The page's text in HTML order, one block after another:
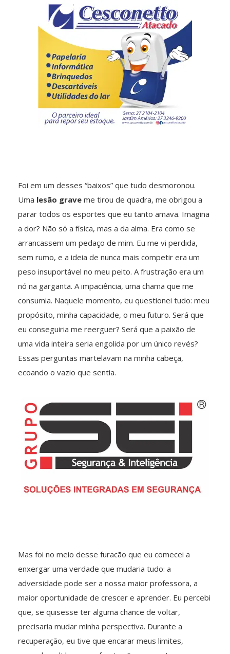
Foi em um desses “baixos” que tudo desmoronou.
Uma lesão grave me tirou de quadra, me obrigou a
parar todos os esportes que eu tanto amava. Imagina
a dor? Não só a física, mas a da alma. Era como se
arrancassem um pedaço de mim. Eu me vi perdida,
sem rumo, e a ideia de nunca mais competir era um
peso insuportável no meu peito. A frustração era um
nó na garganta. A impaciência, uma chama que me
consumia. Naquele momento, eu questionei tudo: meu
propósito, minha capacidade, o meu futuro. Será que
eu conseguiria me reerguer? Será que a paixão de
uma vida inteira seria engolida por um único revés?
Essas perguntas martelavam na minha cabeça,
ecoando o vazio que sentia.
Mas foi no meio desse furacão que eu comecei a
enxergar uma verdade que mudaria tudo: a
adversidade pode ser a nossa maior professora, a
maior oportunidade de crescer e aprender. Eu percebi
que, se quisesse ter alguma chance de voltar,
precisaria mudar minha perspectiva. Durante a
recuperação, eu tive que encarar meus limites,